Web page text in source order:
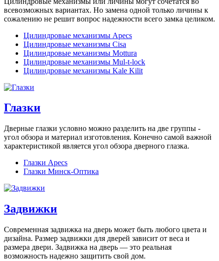
всевозможных вариантах. Но замена одной только личины к
сожалению не решит вопрос надежности всего замка целиком.
Цилиндровые механизмы Apecs
Цилиндровые механизмы Cisa
Цилиндровые механизмы Mottura
Цилиндровые механизмы Mul-t-lock
Цилиндровые механизмы Kale Kilit
Глазки
Дверные глазки условно можно разделить на две группы -
угол обзора и материал изготовления. Конечно самой важной
характеристикой является угол обзора дверного глазка.
Глазки Apecs
Глазки Минск-Оптика
Задвижки
Современная задвижка на дверь может быть любого цвета и
дизайна. Размер задвижки для дверей зависит от веса и
размера двери. Задвижка на дверь — это реальная
возможность надежно защитить свой дом.